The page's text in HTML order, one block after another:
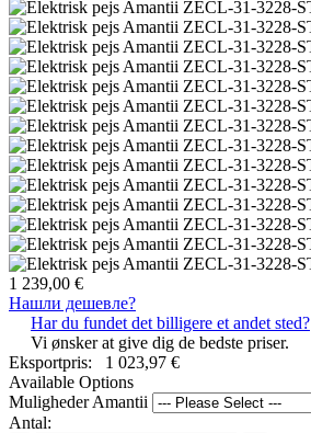
1 239,00 €
Нашли дешевле?
Har du fundet det billigere et andet sted?
Vi ønsker at give dig de bedste priser.
Eksportpris:
1 023,97 €
Available Options
Muligheder Amantii
Antal: